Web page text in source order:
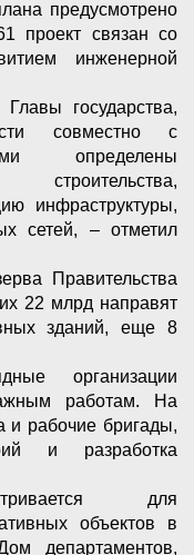
предусмотрено
проект связан со
инженерной
государства,
совместно с
определены
инфраструктуры,
сетей, – отметил
Правительства
22 млрд направят
зданий, еще 8
организации
работам. На
и рабочие бригады,
и разработка
для
объектов в
департаментов,